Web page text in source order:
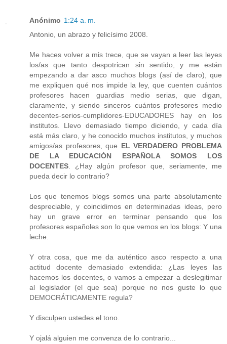
Anónimo 1:24 a. m.
Antonio, un abrazo y felicísimo 2008.
Me haces volver a mis trece, que se vayan a leer las leyes
los/as que tanto despotrican sin sentido, y me están
empezando a dar asco muchos blogs (así de claro), que
me expliquen qué nos impide la ley, que cuenten cuántos
profesores hacen guardias medio serias, que digan,
claramente, y siendo sinceros cuántos profesores medio
decentes-serios-cumplidores-EDUCADORES hay en los
institutos. Llevo demasiado tiempo diciendo, y cada día
está más claro, y he conocido muchos institutos, y muchos
amigos/as profesores, que EL VERDADERO PROBLEMA
DE LA EDUCACIÓN ESPAÑOLA SOMOS LOS
DOCENTES . ¿Hay algún profesor que, seriamente, me
pueda decir lo contrario?
Los que tenemos blogs somos una parte absolutamente
despreciable, y coincidimos en determinadas ideas, pero
hay un grave error en terminar pensando que los
profesores españoles son lo que vemos en los blogs: Y una
leche.
Y otra cosa, que me da auténtico asco respecto a una
actitud docente demasiado extendida: ¿Las leyes las
hacemos los docentes, o vamos a empezar a deslegitimar
al legislador (el que sea) porque no nos guste lo que
DEMOCRÁTICAMENTE regula?
Y disculpen ustedes el tono.
Y ojalá alguien me convenza de lo contrario...